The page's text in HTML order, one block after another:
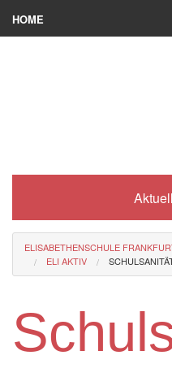
HOME
Eli-Portal
MINT-Angebot
Förderverein
ELISABETHENSCHULE
ELI AKTIV